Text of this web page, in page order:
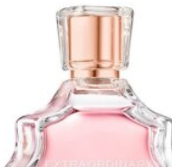
$108.74
hasta
$149.52